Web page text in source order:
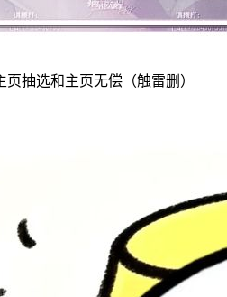
抽选和主页无偿（触雷删）